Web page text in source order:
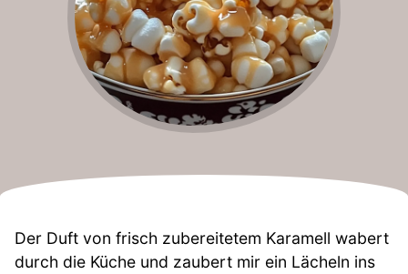
Der Duft von frisch zubereitetem Karamell wabert
durch die Küche und zaubert mir ein Lächeln ins